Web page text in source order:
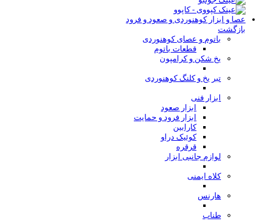
عصا و ابزار کوهنوردی و صعود و فرود
بازگشت
باتوم و عصای کوهنوردی
قطعات باتوم
یخ شکن و کرامپون
تبر یخ و کلنگ کوهنوردی
ابزار فنی
ابزار صعود
ابزار فرود و حمایت
کارابین
کوئیک دراو
قرقره
لوازم جانبی ابزار
کلاه ایمنی
هارنس
طناب